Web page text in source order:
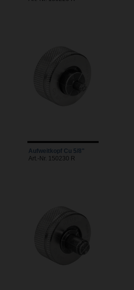
Aufweitkopf Cu 5/8"
Art.-Nr. 150230 R